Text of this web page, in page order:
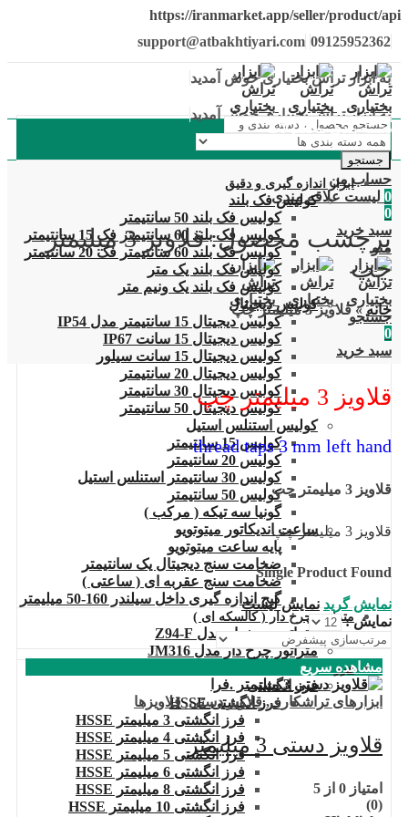
https://iranmarket.app/seller/product/api
support@atbakhtiyari.com 09125952362
به ابزار تراش بختیاری خوش آمدید
به ابزار تراش بختیاری خوش آمدید
جستجو
حساب من
0 لیست علاقه مندی
0
سبد خرید
منو
جستجو
0
سبد خرید
دسته بندی محصولات
ابزار اندازه گیری و دقیق
کولیس فک بلند
کولیس فک بلند 50 سانتیمتر
کولیس فک بلند 60 سانتیمتر فک 15 سانتیمتر
کولیس فک بلند 60 سانتیمتر فک 20 سانتیمتر
کولیس فک بلند یک متر
کولیس فک بلند یک ونیم متر
کولیس دیجیتال
کولیس دیجیتال 15 سانتیمتر مدل IP54
کولیس دیجیتال 15 سانت IP67
کولیس دیجیتال 15 سانت سیلور
کولیس دیجیتال 20 سانتیمتر
کولیس دیجیتال 30 سانتیمتر
کولیس دیجیتال 50 سانتیمتر
کولیس استنلس استیل
کولیس 15 سانتیمتر
کولیس 20 سانتیمتر
کولیس 30 سانتیمتر استنلس استیل
کولیس 50 سانتیمتر
گونیا سه تیکه ( مرکب )
ساعت اندیکاتور میتوتویو
پایه ساعت میتوتویو
ضخامت سنج دیجیتال یک سانتیمتر
ضخامت سنج عقربه ای ( ساعتی )
گیج اندازه گیری داخل سیلندر 160-50 میلیمتر
متراتور چرخ دار ( کالسکه ای )
متراتور چرخدار مدل Z94-F
متراتور چرخ دار مدل JM316
فرز
فرز انگشتی
فرز انگشتی HSSE
فرز انگشتی 3 میلیمتر HSSE
فرز انگشتی 4 میلیمتر HSSE
فرز انگشتی 5 میلیمتر HSSE
فرز انگشتی 6 میلیمتر HSSE
فرز انگشتی 8 میلیمتر HSSE
فرز انگشتی 10 میلیمتر HSSE
برچسب محصول: قلاویز 3 میلیمتر
چپ
خانه»قلاویز 3 میلیمتر چپ
قلاویز 3 میلیمتر چپ
thread taps 3 mm left hand
قلاویز 3 میلیمتر چپ
قلاویز 3 میلیمتر چپ
Single Product Found
نمایش گرید نمایش لیست
نمایش :
مشاهده سریع
ابزارهای تراشکاری,قلاویز دستی,قلاویزها
قلاویز دستی 3 میلیمتر
امتیاز 0 از 5
(0)